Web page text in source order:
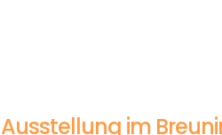
Ausstellung im